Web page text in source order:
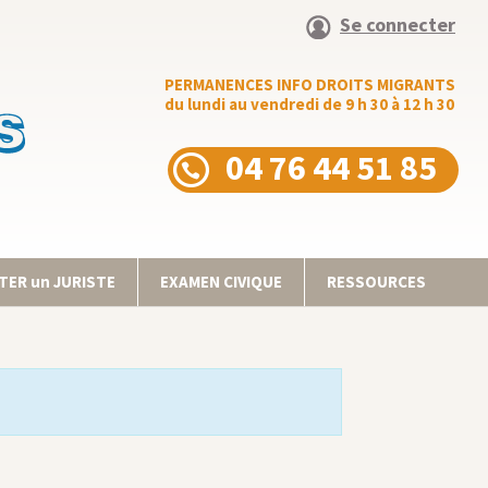
Se connecter
PERMANENCES INFO DROITS MIGRANTS
du lundi au vendredi de 9 h 30 à 12 h 30
04 76 44 51 85
un JURISTE EXAMEN CIVIQUE RESSOURCES